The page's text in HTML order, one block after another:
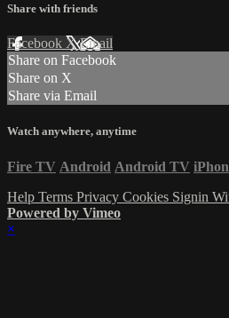
Share with friends
Facebook XEmail
Share on Facebook
Share on X
Share via Email
Watch anywhere, anytime
Fire TV Android Android TV
Help Terms Privacy Cookies Signin
Powered by Vimeo
×